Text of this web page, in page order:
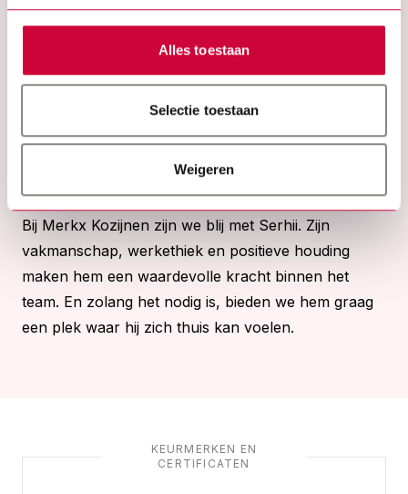
Alles toestaan
Selectie toestaan
Weigeren
Oekraïne. Dat doet hem goed. Toch weet hij zeker
dat hij ooit wil terugkeren naar zijn vaderland. Zijn
vrouw werkt daar als verpleegkundige en zijn
andere uitdagingen in mijn thuisland blijf ik voorlopig
nog in Nederland werken. Ik ben dankbaar dat ik
hier een kans heb gekregen."
Bij Merkx Kozijnen zijn we blij met Serhii. Zijn
vakmanschap, werkethiek en positieve houding
maken hem een waardevolle kracht binnen het
team. En zolang het nodig is, bieden we hem graag
een plek waar hij zich thuis kan voelen.
KEURMERKEN EN
CERTIFICATEN